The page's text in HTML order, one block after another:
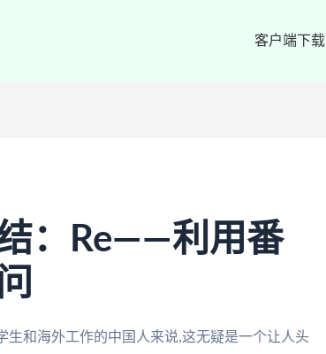
客户端下载
：Re——利用番
生和海外工作的中国人来说,这无疑是一个让人头